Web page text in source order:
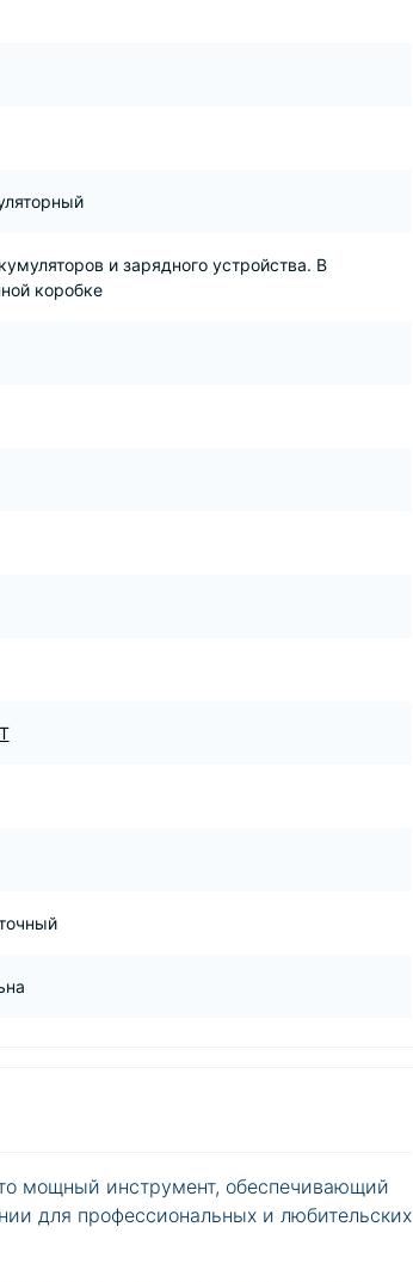
и зарядного устройства. В
коробке
мощный инструмент, обеспечивающий
для профессиональных и любительских